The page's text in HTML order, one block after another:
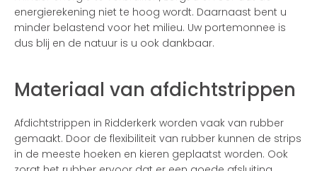
energierekening niet te hoog wordt. Daarnaast bent u
minder belastend voor het milieu. Uw portemonnee is
dus blij en de natuur is u ook dankbaar.
Materiaal van afdichtstrippen
Afdichtstrippen in Ridderkerk worden vaak van rubber
gemaakt. Door de flexibiliteit van rubber kunnen de strips
in de meeste hoeken en kieren geplaatst worden. Ook